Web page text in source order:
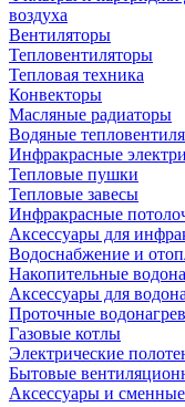
воздуха
Вентиляторы
Тепловентиляторы
Тепловая техника
Конвекторы
Масляные радиаторы
Водяные
Инфракрасные
Тепловые пушки
Тепловые завесы
Инфракрасные
Аксессуары для
Водоснабжение и
Накопительные
Аксессуары для
Проточные
Газовые котлы
Электрические
Бытовые
Аксессуары и